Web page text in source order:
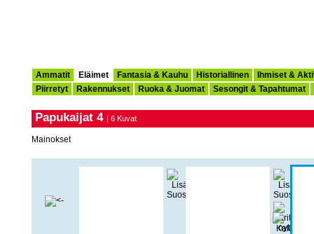
Ammatit Eläimet Fantasia & Kauhu Historiallinen
Ihmiset &
Piirretyt
Rakennukset Ruoka & Juomat Sesongit & Tapahtumat
Papukaijat 4 | 6 Kuvat
Mainokset